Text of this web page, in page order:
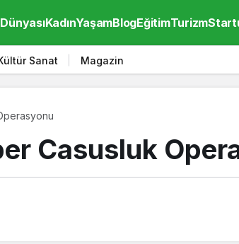
KadınYaşamBlogEğitimTurizm
Sanat Magazin
Casusluk